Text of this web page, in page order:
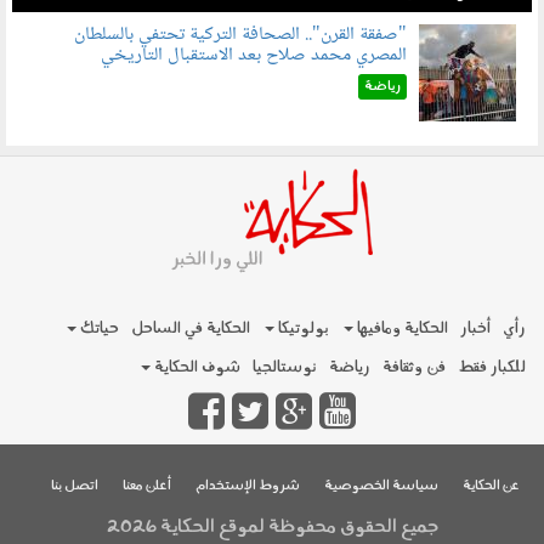
070801.jpg
"صفقة القرن".. الصحافة التركية تحتفي بالسلطان
المصري محمد صلاح بعد الاستقبال التاريخي
رياضة
رأي أخبار الحكاية ومافيها بولوتيكا الحكاية في الساحل
حياتك
للكبار فقط فن وثقافة رياضة نوستالجيا شوف الحكاية
عن الحكاية سياسة الخصوصية شروط الإستخدام أعلن معنا اتصل بنا
جميع الحقوق محفوظة لموقع الحكاية 2026